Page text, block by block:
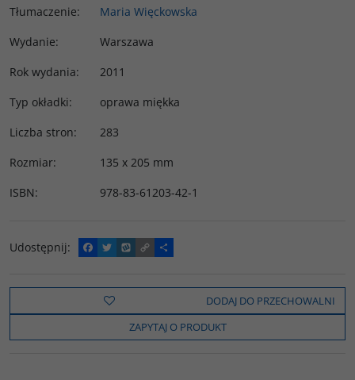
Tłumaczenie:
Maria Więckowska
Wydanie:
Warszawa
Rok wydania:
2011
Typ okładki:
oprawa miękka
Liczba stron:
283
Rozmiar:
135 x 205 mm
ISBN: 978-83-61203-42-1
Udostępnij:
F
a
e
o
k
T
w
t
t
e
W
y
o
C
o
y
i
n
k
P
o
z
e
l
s
DODAJ DO PRZECHOWALNI
ZAPYTAJ O PRODUKT